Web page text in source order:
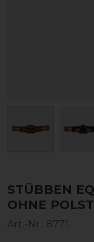
STÜBBEN
OHNE
Art.-Nr.: 8771